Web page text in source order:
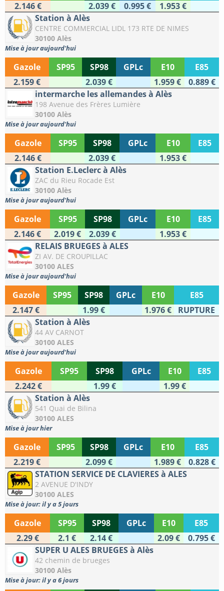
2.146 €
2.039 € 0.995 €
1.953 €
Station à Alès
CENTRE COMMERCIAL LIDL 173 RTE DE NIMES
30100 Alès
Mise à jour aujourd'hui
Gazole SP95 SP98 GPLc E10
E85
2.159 €
2.039 € 1.959 €
0.889 €
intermarche les allemandes à Alès
198 Avenue des Frères Lumière
30100 Alès
Mise à jour aujourd'hui
Gazole SP95 SP98 GPLc E10
E85
2.146 €
2.039 €
1.953 €
Station E.Leclerc à Alès
ZAC du Rieu Rocade Est
30100 Alès
Mise à jour aujourd'hui
Gazole SP95 SP98 GPLc E10
E85
2.146 €
2.019 € 2.039 €
1.953 €
RELAIS BRUEGES à ALES
ZI AV. DE CROUPILLAC
30100 ALES
Mise à jour aujourd'hui
Gazole SP95 SP98 GPLc E10
E85
2.147 €
1.99 € 1.976 €
RUPTURE
Station à Alès
44 AV CARNOT
30100 ALES
Mise à jour aujourd'hui
Gazole SP95 SP98 GPLc E10
E85
2.242 €
1.99 €
1.99 €
Station à Alès
541 Quai de Bilina
30100 ALES
Mise à jour hier
Gazole SP95 SP98 GPLc E10
E85
2.219 €
2.099 € 1.989 €
0.828 €
STATION SERVICE DE CLAVIERES à ALES
2 AVENUE D'INDY
30100 ALES
Mise à jour: il y a 5 jours
Gazole SP95 SP98 GPLc E10
E85
2.29 €
2.1 € 2.14 € 2.09 €
0.795 €
SUPER U ALES BRUEGES à Alès
42 chemin de brueges
30100 Alès
Mise à jour: il y a 6 jours